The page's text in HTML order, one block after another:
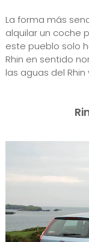
La forma más
alquilar un coche
este pueblo solo
Rhin en sentido
las aguas del Rhin